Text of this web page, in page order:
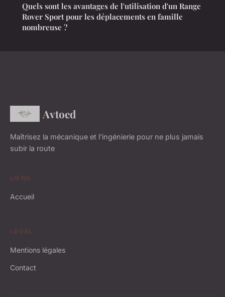
Quels sont les avantages de l'utilisation d'un Range
Rover Sport pour les déplacements en famille
nombreuse ?
Avtoed
Maîtrisez la mécanique et l'ingénierie pour ne plus jamais
subir la route
LIENS
Accueil
LÉGAL
Mentions légales
Contact